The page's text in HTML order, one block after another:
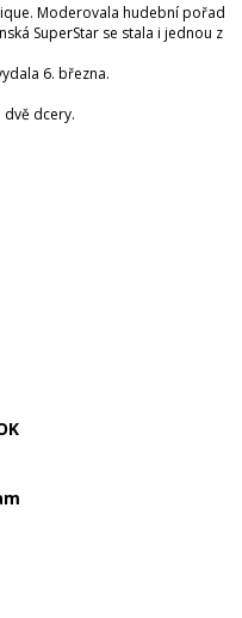
Moderovala hudební pořad
SuperStar se stala i jednou z
6. března.
dvě dcery.